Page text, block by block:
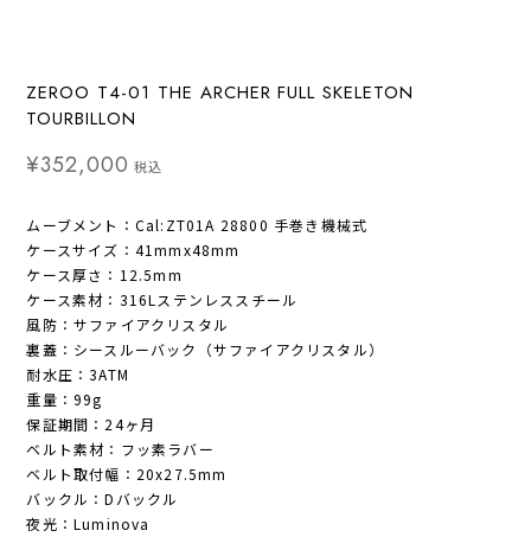
ZEROO T4-01 THE ARCHER FULL SKELETON
TOURBILLON
¥352,000 税込
ムーブメント：Cal:ZT01A 28800 手巻き機械式
ケースサイズ：41mmx48mm
ケース厚さ：12.5mm
ケース素材：316Lステンレススチール
風防：サファイアクリスタル
裏蓋：シースルーバック（サファイアクリスタル）
耐水圧：3ATM
重量：99g
保証期間：24ヶ月
ベルト素材：フッ素ラバー
ベルト取付幅：20x27.5mm
バックル：Dバックル
夜光：Luminova